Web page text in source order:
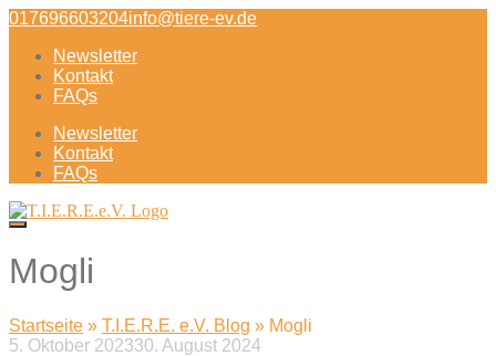
Direkt
Inhalt
017696603204info@tiere-ev.de
Newsletter
Kontakt
FAQs
Newsletter
Kontakt
FAQs
Mogli
Startseite » T.I.E.R.E. e.V. Blog » Mogli
5. Oktober 202330. August 2024